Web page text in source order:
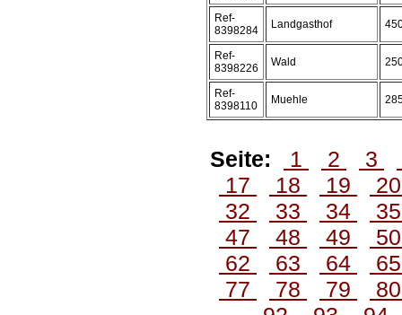
Ref-
8398284
Landgasthof
Ref-
8398226
Wald
Ref-
8398110
Muehle
Seite: 1 2 3
17
18 19
32
33 34
47
48 49
62
63 64
77
78 79